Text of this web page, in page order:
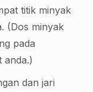
titik minyak
(Dos minyak
pada
anda.)
dan jari